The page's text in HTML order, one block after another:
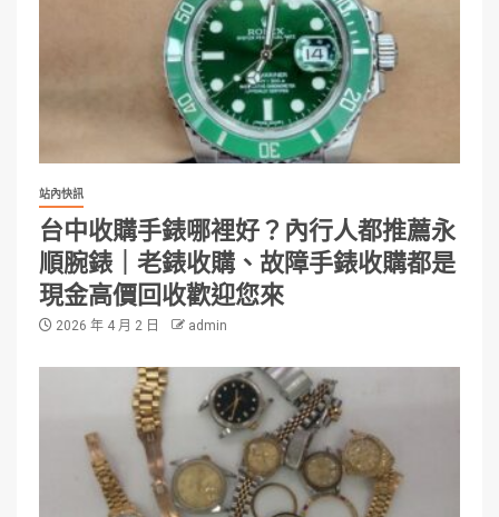
站內快訊
台中收購手錶哪裡好？內行人都推薦永
順腕錶｜老錶收購、故障手錶收購都是
現金高價回收歡迎您來
2026 年 4 月 2 日 admin